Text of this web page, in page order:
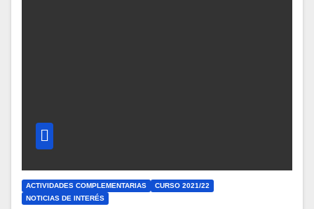
ACTIVIDADES COMPLEMENTARIAS
CURSO 2021/22
NOTICIAS DE INTERÉS